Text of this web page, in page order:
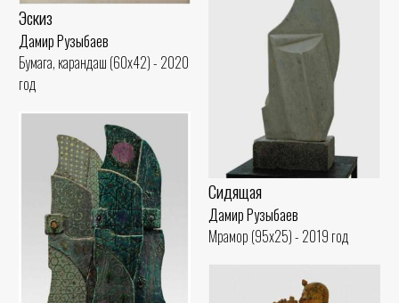
Эскиз
Дамир Рузыбаев
Бумага, карандаш (60x42) - 2020
год
Сидящая
Дамир Рузыбаев
Мрамор (95x25) - 2019 год